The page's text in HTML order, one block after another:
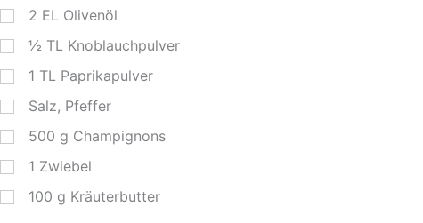
2 EL Olivenöl
½ TL Knoblauchpulver
1 TL Paprikapulver
Salz, Pfeffer
500 g Champignons
1 Zwiebel
100 g Kräuterbutter